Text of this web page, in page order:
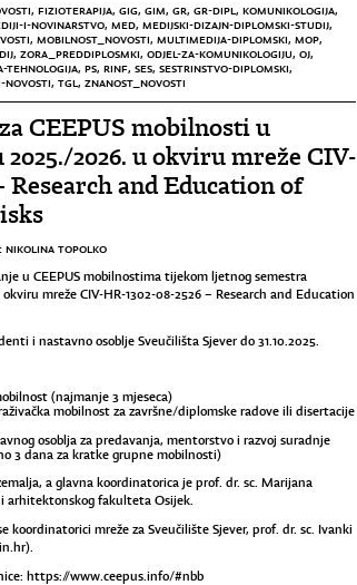
, FIZIOTERAPIJA, GIG, GIM, GR, GR-DIPL, KOMUNIKOLOGIJA,
I-NOVINARSTVO, MED, MEDIJSKI-DIZAJN-DIPLOMSKI-STUDIJ,
, MOBILNOST_NOVOSTI, MULTIMEDIJA-DIPLOMSKI, MOP,
, ZORA_PREDDIPLOSMKI, ODJEL-ZA-KOMUNIKOLOGIJU, OJ,
TEHNOLOGIJA, PS, RINF, SES, SESTRINSTVO-DIPLOMSKI,
NOVOSTI, TGL, ZNANOST_NOVOSTI
CEEPUS mobilnosti u
2026. u okviru mreže CIV-
Research and Education of
NIKOLINA TOPOLKO
u CEEPUS mobilnostima tijekom ljetnog semestra
mreže CIV-HR-1302-08-2526 – Research and Education
i nastavno osoblje Sveučilišta Sjever do 31.10.2025.
(najmanje 3 mjeseca)
mobilnost za završne/diplomske radove ili disertacije
osoblja za predavanja, mentorstvo i razvoj suradnje
3 dana za kratke grupne mobilnosti)
a glavna koordinatorica je prof. dr. sc. Marijana
arhitektonskog fakulteta Osijek.
koordinatorici mreže za Sveučilište Sjever, prof. dr. sc. Ivanki
).
https://www.ceepus.info/#nbb